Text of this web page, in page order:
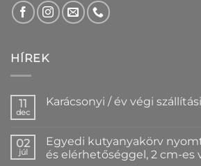
HÍREK
11
dec
Karácsonyi / év végi
Karácsonyi
/
év
02
júl
Egyedi kutyanyakörv
és elérhetőséggel, 2 cm-es